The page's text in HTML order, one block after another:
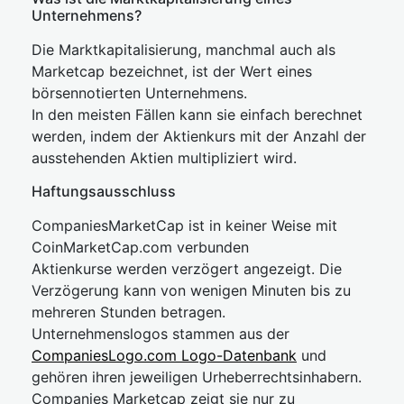
Unternehmens?
Die Marktkapitalisierung, manchmal auch als
Marketcap bezeichnet, ist der Wert eines
börsennotierten Unternehmens.
In den meisten Fällen kann sie einfach berechnet
werden, indem der Aktienkurs mit der Anzahl der
ausstehenden Aktien multipliziert wird.
Haftungsausschluss
CompaniesMarketCap ist in keiner Weise mit
CoinMarketCap.com verbunden
Aktienkurse werden verzögert angezeigt. Die
Verzögerung kann von wenigen Minuten bis zu
mehreren Stunden betragen.
Unternehmenslogos stammen aus der
CompaniesLogo.com Logo-Datenbank und
gehören ihren jeweiligen Urheberrechtsinhabern.
Companies Marketcap zeigt sie nur zu